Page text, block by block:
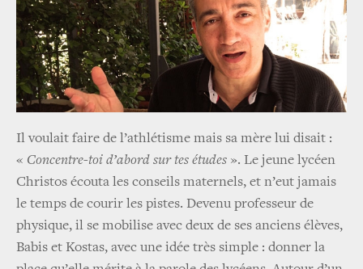
Il voulait faire de l’athlétisme mais sa mère lui disait :
« Concentre-toi d’abord sur tes études ». Le jeune lycéen
Christos écouta les conseils maternels, et n’eut jamais
le temps de courir les pistes. Devenu professeur de
physique, il se mobilise avec deux de ses anciens élèves,
Babis et Kostas, avec une idée très simple : donner la